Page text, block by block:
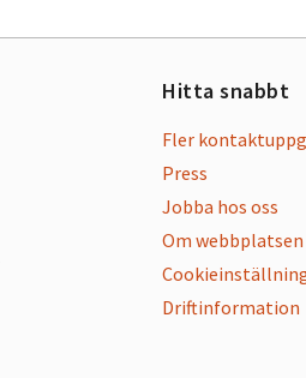
Hitta snabbt
Fler
Press
Jobba hos oss
Om webbplatsen
Driftinformation